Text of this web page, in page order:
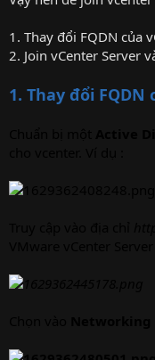
1. Thay đổi FQDN của
2. Join vCenter Server
1. Thay đổi